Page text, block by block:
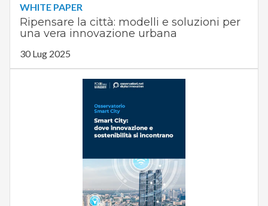
WHITE PAPER
Ripensare la città: modelli e soluzioni per
una vera innovazione urbana
30 Lug 2025